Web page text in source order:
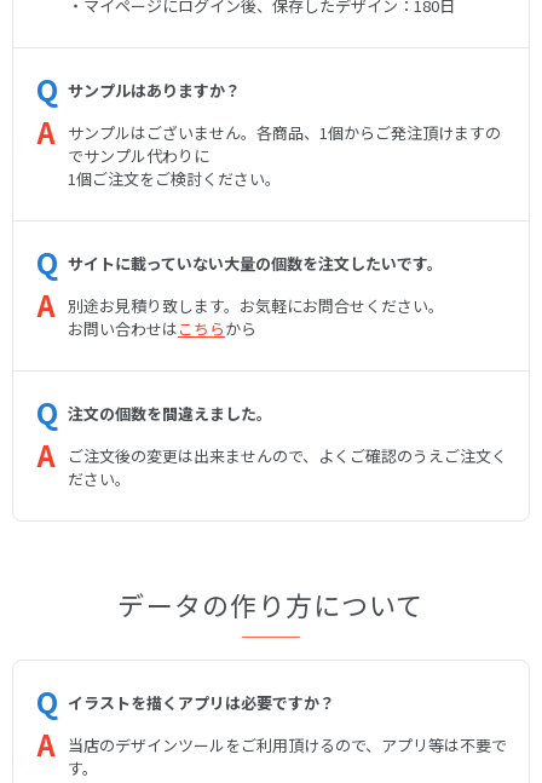
・マイページにログイン後、保存したデザイン：180日
サンプルはありますか？
サンプルはございません。各商品、1個からご発注頂けますの
でサンプル代わりに
1個ご注文をご検討ください。
サイトに載っていない大量の個数を注文したいです。
別途お見積り致します。お気軽にお問合せください。
お問い合わせはこちらから
注文の個数を間違えました。
ご注文後の変更は出来ませんので、よくご確認のうえご注文く
ださい。
データの作り方について
イラストを描くアプリは必要ですか？
当店のデザインツールをご利用頂けるので、アプリ等は不要で
す。